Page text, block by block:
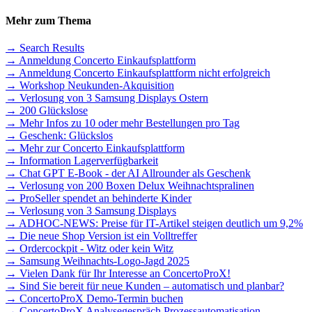
Mehr zum Thema
→ Search Results
→ Anmeldung Concerto Einkaufsplattform
→ Anmeldung Concerto Einkaufsplattform nicht erfolgreich
→ Workshop Neukunden-Akquisition
→ Verlosung von 3 Samsung Displays Ostern
→ 200 Glückslose
→ Mehr Infos zu 10 oder mehr Bestellungen pro Tag
→ Geschenk: Glückslos
→ Mehr zur Concerto Einkaufsplattform
→ Information Lagerverfügbarkeit
→ Chat GPT E-Book - der AI Allrounder als Geschenk
→ Verlosung von 200 Boxen Delux Weihnachtspralinen
→ ProSeller spendet an behinderte Kinder
→ Verlosung von 3 Samsung Displays
→ ADHOC-NEWS: Preise für IT-Artikel steigen deutlich um 9,2%
→ Die neue Shop Version ist ein Volltreffer
→ Ordercockpit - Witz oder kein Witz
→ Samsung Weihnachts-Logo-Jagd 2025
→ Vielen Dank für Ihr Interesse an ConcertoProX!
→ Sind Sie bereit für neue Kunden – automatisch und planbar?
→ ConcertoProX Demo-Termin buchen